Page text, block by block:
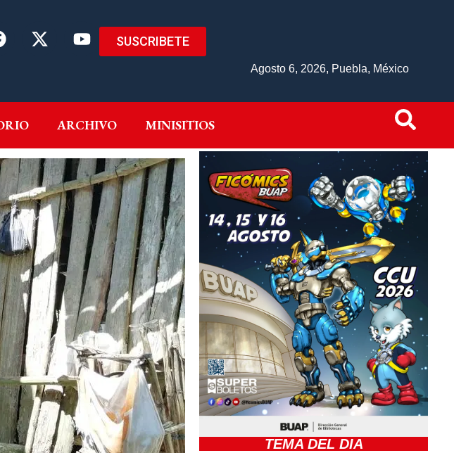
SUSCRIBETE
Agosto 6, 2026, Puebla, México
ARCHIVO MINISITIOS
DIRECTORIO ARCHIVO MINISITIOS
TEMA DEL DIA